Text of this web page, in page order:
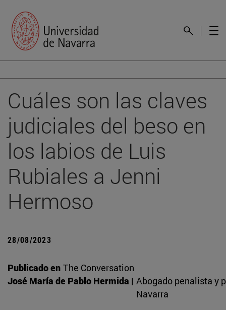
Cuáles son las claves
judiciales del beso en
los labios de Luis
Rubiales a Jenni
Hermoso
28/08/2023
Publicado en The Conversation
José María de Pablo Hermida | Abogado penalista y
Navarra